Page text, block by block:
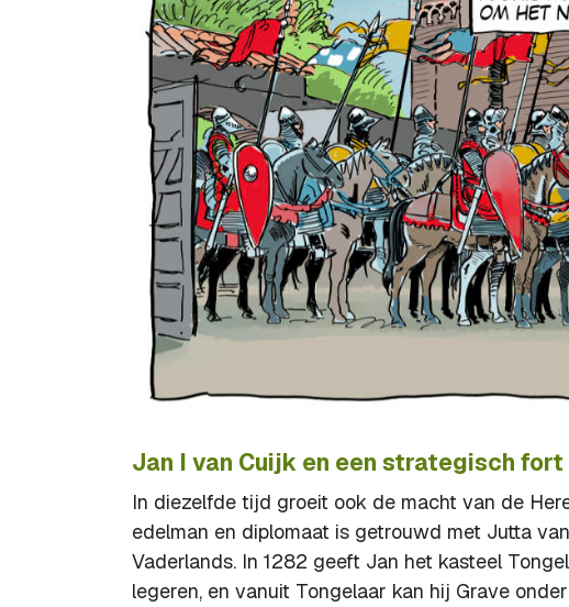
Jan I van Cuijk en een strategisch fort
In diezelfde tijd groeit ook de macht van de
edelman en diplomaat is getrouwd met Jutta
Vaderlands. In 1282 geeft Jan het kasteel
legeren, en vanuit Tongelaar kan hij Grave